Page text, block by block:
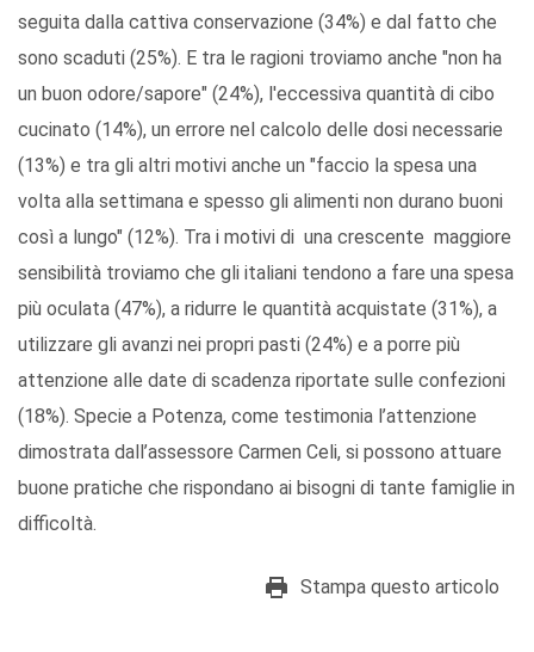
seguita dalla cattiva conservazione (34%) e dal fatto che
sono scaduti (25%). E tra le ragioni troviamo anche "non ha
un buon odore/sapore" (24%), l'eccessiva quantità di cibo
cucinato (14%), un errore nel calcolo delle dosi necessarie
(13%) e tra gli altri motivi anche un "faccio la spesa una
volta alla settimana e spesso gli alimenti non durano buoni
così a lungo" (12%). Tra i motivi di una crescente maggiore
sensibilità troviamo che gli italiani tendono a fare una spesa
più oculata (47%), a ridurre le quantità acquistate (31%), a
utilizzare gli avanzi nei propri pasti (24%) e a porre più
attenzione alle date di scadenza riportate sulle confezioni
(18%). Specie a Potenza, come testimonia l’attenzione
dimostrata dall’assessore Carmen Celi, si possono attuare
buone pratiche che rispondano ai bisogni di tante famiglie in
difficoltà.
Stampa questo articolo